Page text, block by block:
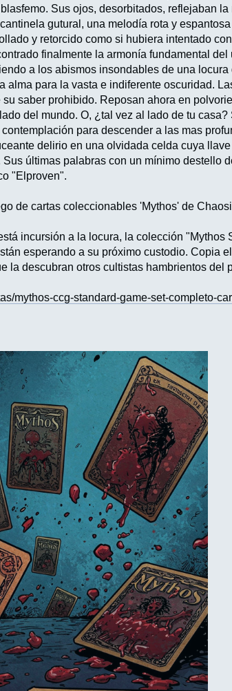
Sus ojos, desorbitados, reflejaban
gutural, una melodía rota y
y retorcido como si hubiera intentado
finalmente la armonía fundamental
a los abismos insondables de una
alma para la vasta e indiferente oscuridad.
saber prohibido. Reposan ahora en
del mundo. O, ¿tal vez al lado de tu
para descender a las mas
delirio en una olvidada celda cuya
últimas palabras con un mínimo destello
"Elproven".
de cartas coleccionables 'Mythos' de
incursión a la locura, la colección "Mythos
esperando a su próximo custodio. Copia
la descubran otros cultistas hambrientos del
mythos-ccg-standard-game-set-completo-